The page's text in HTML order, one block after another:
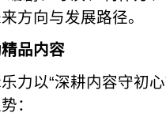
方向与发展路径。
品内容
力以“深耕内容守初
：